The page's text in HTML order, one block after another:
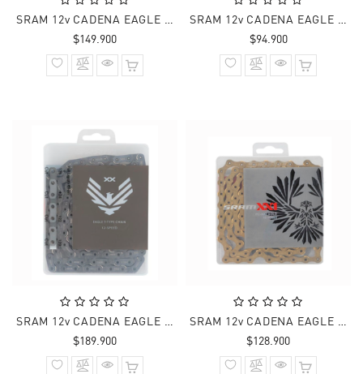
SRAM 12v CADENA EAGLE X0 T-TYPE FLATTOP 126 Links
$149.900Precio
normal
SRAM 12v CADENA EAGLE X01 HOLLOWPIN 126 Links
$94.900Precio
normal
SRAM 12v CADENA EAGLE XX A1 T-TYPE FLATTOP 126 Links
$189.900Precio
normal
SRAM 12v CADENA EAGLE XX1 126 Links Dorado
$128.900Precio
normal